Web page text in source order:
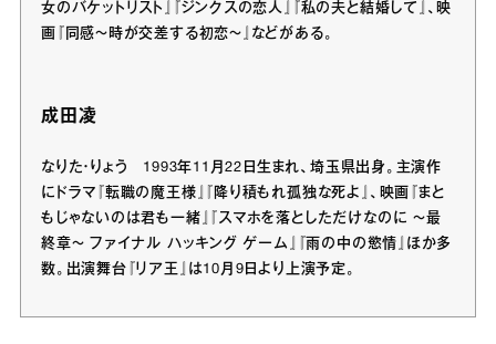
女のバケットリスト』『ジンクスの恋人』『私の夫と結婚して』、映
画『同感～時が交差する初恋～』などがある。
成田凌
なりた・りょう 1993年11月22日生まれ、埼玉県出身。主演作
にドラマ『転職の魔王様』『降り積もれ孤独な死よ』、映画『まと
もじゃないのは君も一緒』『スマホを落としただけなのに ～最
終章～ ファイナル ハッキング ゲーム』『雨の中の慾情』ほか多
数。出演舞台『リア王』は10月9日より上演予定。